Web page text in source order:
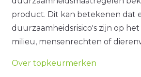
product. Dit kan betekenen dat
duurzaamheidsrisico's zijn op
milieu, mensenrechten of
Over topkeurmerken